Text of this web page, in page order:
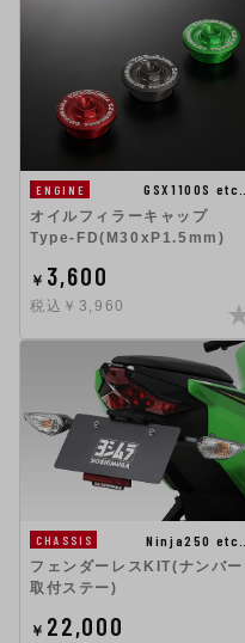
ENGINE
GSX1100S etc…
オイルフィラーキャップ
Type-FD(M30xP1.5mm)
￥ 3,600
税込￥3,960
CHASSIS
Ninja250 etc…
フェンダーレスKIT(ナンバー
取付ステー)
￥ 22,000